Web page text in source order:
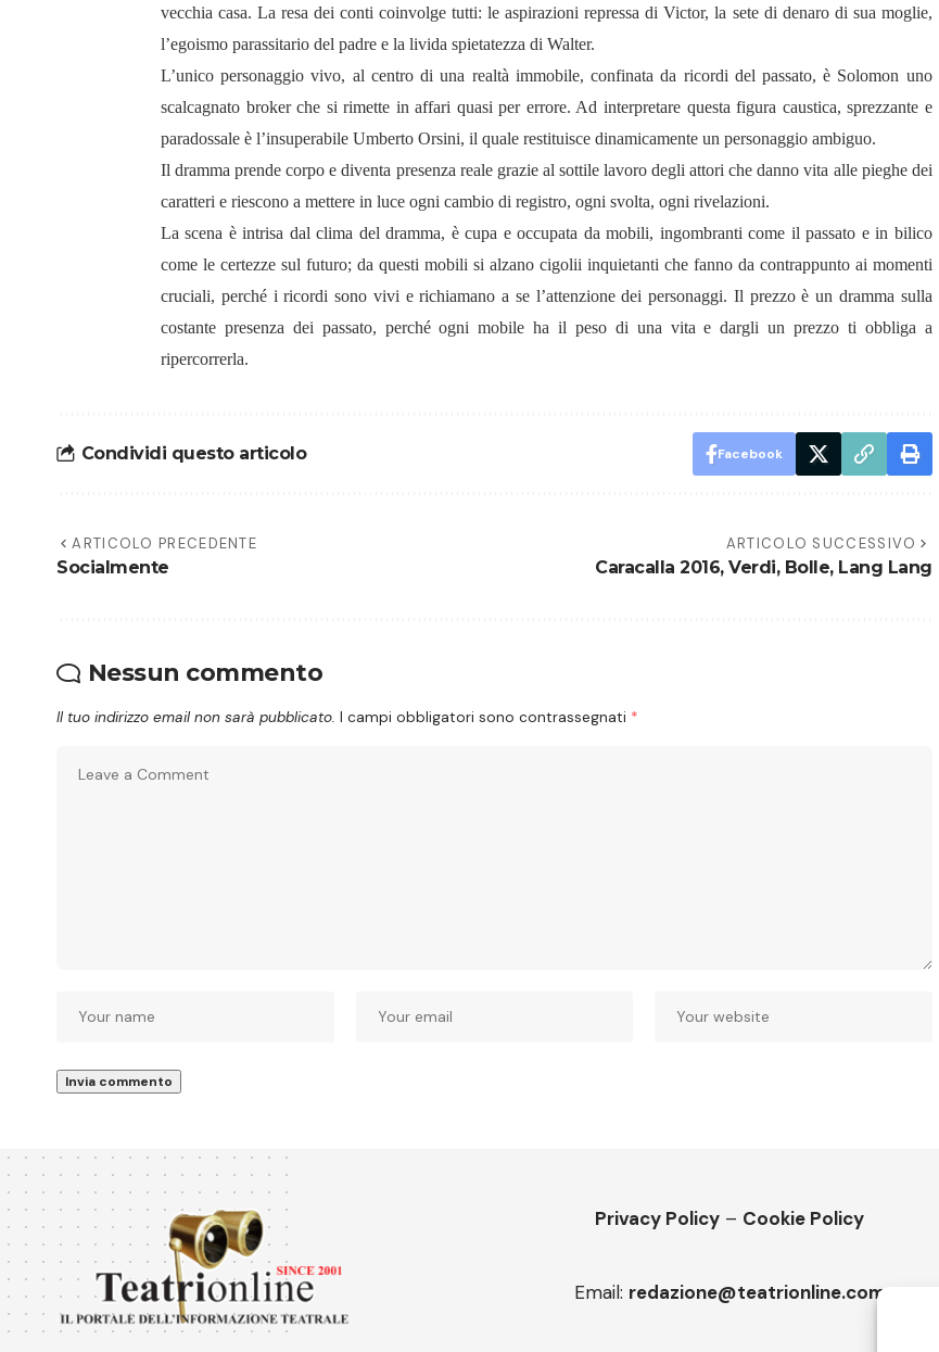
vecchia casa. La resa dei conti coinvolge tutti: le aspirazioni repressa di Victor, la sete di denaro di sua moglie,
l’egoismo parassitario del padre e la livida spietatezza di Walter.
L’unico personaggio vivo, al centro di una realtà immobile, confinata da ricordi del passato, è Solomon uno
scalcagnato broker che si rimette in affari quasi per errore. Ad interpretare questa figura caustica, sprezzante e
paradossale è l’insuperabile Umberto Orsini, il quale restituisce dinamicamente un personaggio ambiguo.
Il dramma prende corpo e diventa presenza reale grazie al sottile lavoro degli attori che danno vita alle pieghe dei
caratteri e riescono a mettere in luce ogni cambio di registro, ogni svolta, ogni rivelazioni.
La scena è intrisa dal clima del dramma, è cupa e occupata da mobili, ingombranti come il passato e in bilico
come le certezze sul futuro; da questi mobili si alzano cigolii inquietanti che fanno da contrappunto ai momenti
cruciali, perché i ricordi sono vivi e richiamano a se l’attenzione dei personaggi. Il prezzo è un dramma sulla
costante presenza dei passato, perché ogni mobile ha il peso di una vita e dargli un prezzo ti obbliga a
ripercorrerla.
Condividi questo articolo Facebook
ARTICOLO PRECEDENTE
Socialmente
ARTICOLO SUCCESSIVO
Caracalla 2016, Verdi, Bolle, Lang Lang
Nessun commento
Il tuo indirizzo email non sarà pubblicato. I campi obbligatori sono contrassegnati *
Privacy Policy – Cookie Policy
Email: redazione@teatrionline.com